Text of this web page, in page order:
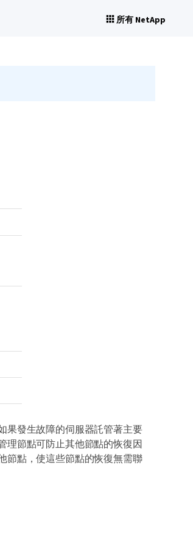
所有 NetApp
果發生故障的伺服器託管著主要
理節點可防止其他節點的恢復因
節點，使這些節點的恢復無需聯